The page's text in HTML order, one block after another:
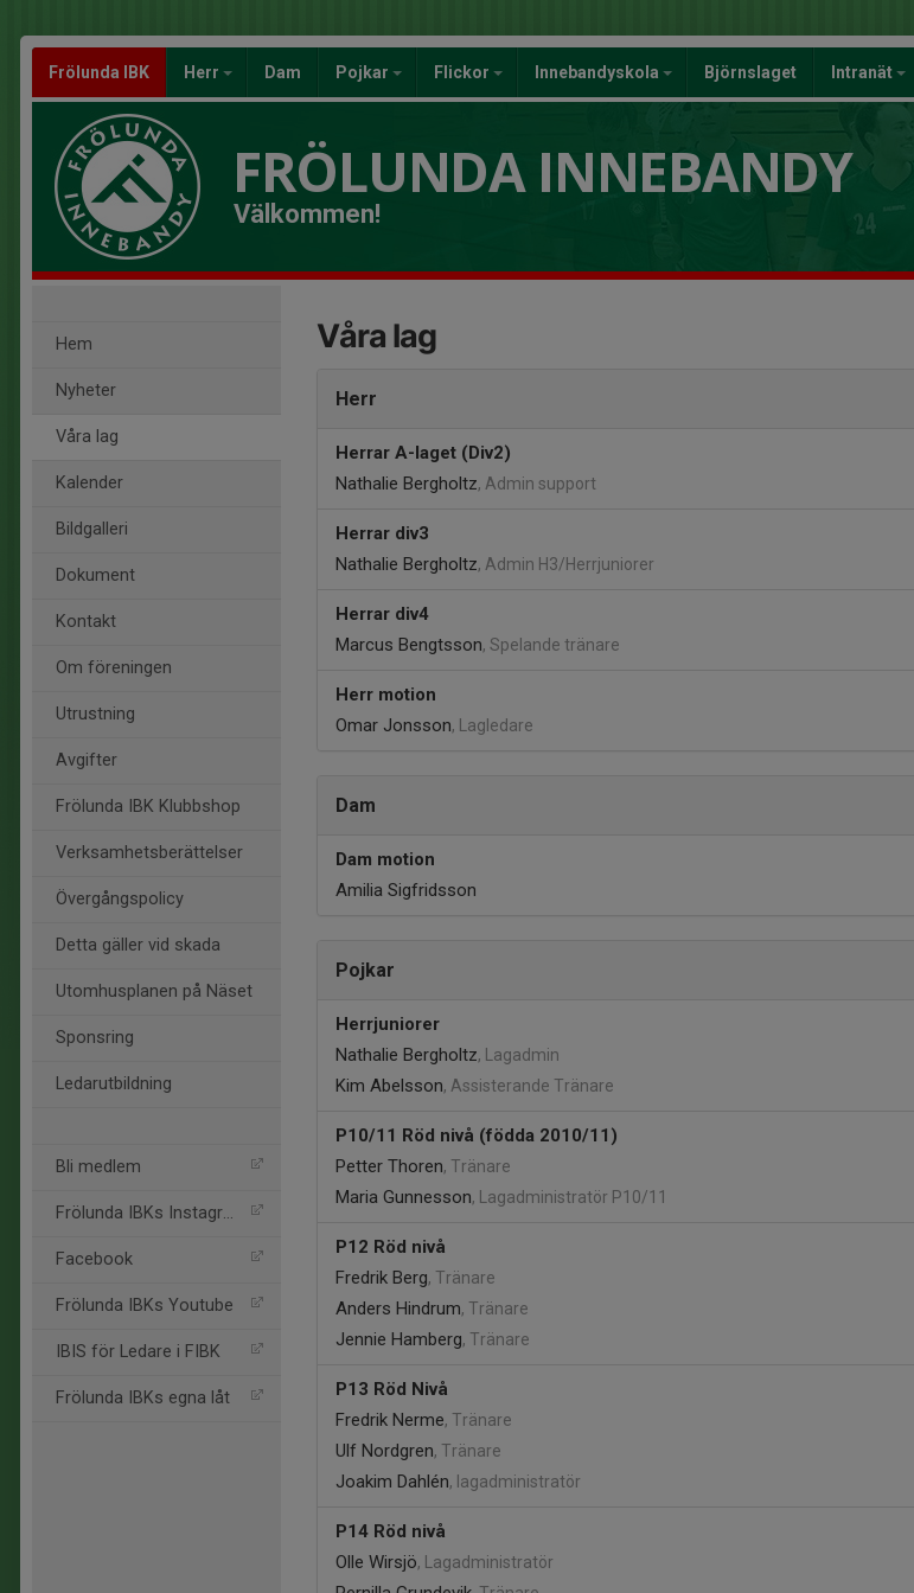
Frölunda IBK Herr Dam Pojkar Flickor Innebandyskola Björnslaget Intranät
FRÖLUNDA INNEBANDY
Välkommen!
Hem
Nyheter
Våra lag
Kalender
Bildgalleri
Dokument
Kontakt
Om föreningen
Utrustning
Avgifter
Frölunda IBK Klubbshop
Verksamhetsberättelser
Övergångspolicy
Detta gäller vid skada
Utomhusplanen på Näset
Sponsring
Ledarutbildning
Bli medlem
Frölunda IBKs Instagram
Facebook
Frölunda IBKs Youtube
IBIS för Ledare i FIBK
Frölunda IBKs egna låt
Våra lag
Herr
Herrar A-laget (Div2)
Nathalie Bergholtz, Admin support
Herrar div3
Nathalie Bergholtz, Admin H3/Herrjuniorer
Herrar div4
Marcus Bengtsson, Spelande tränare
Herr motion
Omar Jonsson, Lagledare
Dam
Dam motion
Amilia Sigfridsson
Pojkar
Herrjuniorer
Nathalie Bergholtz, Lagadmin
Kim Abelsson, Assisterande Tränare
P10/11 Röd nivå (födda 2010/11)
Petter Thoren, Tränare
Maria Gunnesson, Lagadministratör P10/11
P12 Röd nivå
Fredrik Berg, Tränare
Anders Hindrum, Tränare
Jennie Hamberg, Tränare
P13 Röd Nivå
Fredrik Nerme, Tränare
Ulf Nordgren, Tränare
Joakim Dahlén, lagadministratör
P14 Röd nivå
Olle Wirsjö, Lagadministratör